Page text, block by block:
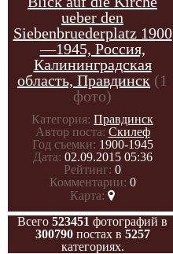
ueber den
Siebenbruederplatz 1900
—1945, Россия,
Калининградская
область, Правдинск (1
фото)
Категория: Правдинск
Автор поста: Скилеф
Год съемки: 1900-1945
Дата: 02.09.2015 05:36
Рейтинг: 0
Комментарии: 0
Карта:
Всего 523451 фотографий в
300790постах в 5257
категориях.